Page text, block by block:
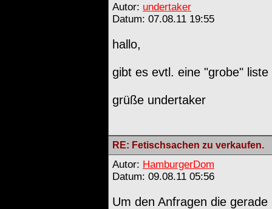
Autor: undertaker
Datum: 07.08.11 19:55
hallo,
gibt es evtl. eine "grobe" liste
grüße undertaker
RE: Fetischsachen zu verkaufen.
Autor: HamburgerDom
Datum: 09.08.11 05:56
Um den Anfragen die